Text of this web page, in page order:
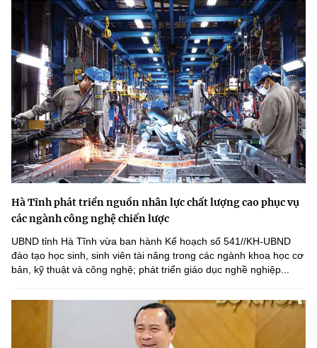
Hà Tĩnh phát triển nguồn nhân lực chất lượng cao phục vụ
các ngành công nghệ chiến lược
UBND tỉnh Hà Tĩnh vừa ban hành Kế hoạch số 541//KH-UBND
đào tạo học sinh, sinh viên tài năng trong các ngành khoa học cơ
bản, kỹ thuật và công nghệ; phát triển giáo dục nghề nghiệp...